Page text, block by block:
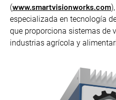
(www.smartvisionworks.com
especializada en tecnología
que proporciona sistemas de
industrias agrícola y